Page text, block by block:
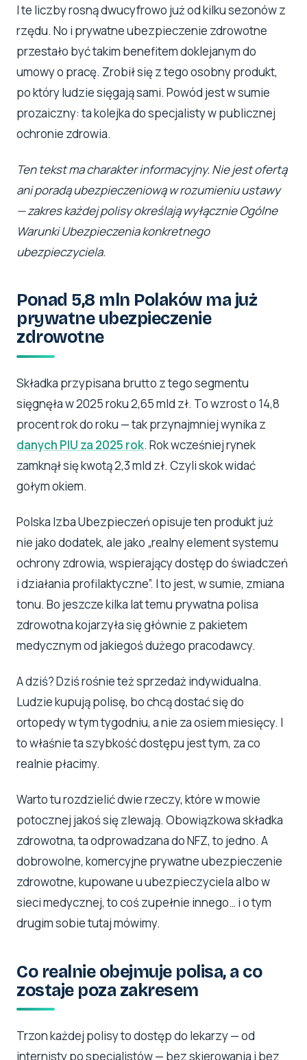
I te liczby rosną dwucyfrowo już od kilku sezonów z
rzędu. No i prywatne ubezpieczenie zdrowotne
przestało być takim benefitem doklejanym do
umowy o pracę. Zrobił się z tego osobny produkt,
po który ludzie sięgają sami. Powód jest w sumie
prozaiczny: ta kolejka do specjalisty w publicznej
ochronie zdrowia.
Ten tekst ma charakter informacyjny. Nie jest ofertą
ani poradą ubezpieczeniową w rozumieniu ustawy
— zakres każdej polisy określają wyłącznie Ogólne
Warunki Ubezpieczenia konkretnego
ubezpieczyciela.
Ponad 5,8 mln Polaków ma już
prywatne ubezpieczenie
zdrowotne
Składka przypisana brutto z tego segmentu
sięgnęła w 2025 roku 2,65 mld zł. To wzrost o 14,8
procent rok do roku — tak przynajmniej wynika z
danych PIU za 2025 rok. Rok wcześniej rynek
zamknął się kwotą 2,3 mld zł. Czyli skok widać
gołym okiem.
Polska Izba Ubezpieczeń opisuje ten produkt już
nie jako dodatek, ale jako „realny element systemu
ochrony zdrowia, wspierający dostęp do świadczeń
i działania profilaktyczne”. I to jest, w sumie, zmiana
tonu. Bo jeszcze kilka lat temu prywatna polisa
zdrowotna kojarzyła się głównie z pakietem
medycznym od jakiegoś dużego pracodawcy.
A dziś? Dziś rośnie też sprzedaż indywidualna.
Ludzie kupują polisę, bo chcą dostać się do
ortopedy w tym tygodniu, a nie za osiem miesięcy. I
to właśnie ta szybkość dostępu jest tym, za co
realnie płacimy.
Warto tu rozdzielić dwie rzeczy, które w mowie
potocznej jakoś się zlewają. Obowiązkowa składka
zdrowotna, ta odprowadzana do NFZ, to jedno. A
dobrowolne, komercyjne prywatne ubezpieczenie
zdrowotne, kupowane u ubezpieczyciela albo w
sieci medycznej, to coś zupełnie innego… i o tym
drugim sobie tutaj mówimy.
Co realnie obejmuje polisa, a co
zostaje poza zakresem
Trzon każdej polisy to dostęp do lekarzy — od
internisty po specjalistów — bez skierowania i bez